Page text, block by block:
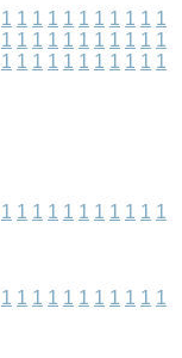
1 1 1 1 1 1 1 1 1 1 1
1 1 1 1 1 1 1 1 1 1 1
1 1 1 1 1 1 1 1 1 1 1
1 1 1 1 1 1 1 1 1 1 1
1 1 1 1 1 1 1 1 1 1 1